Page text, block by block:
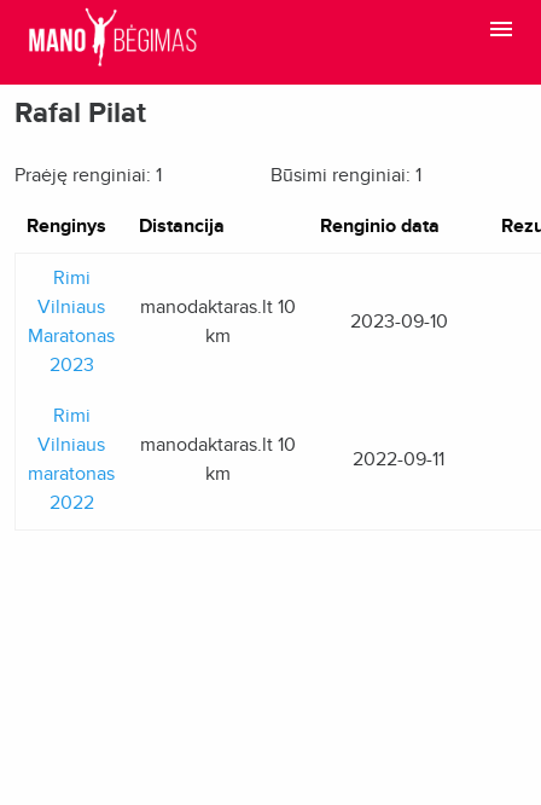
Rafal Pilat
Praėję renginiai: 1 Būsimi renginiai: 1
Renginys Distancija Renginio data
Rimi
Vilniaus
Maratonas
2023
manodaktaras.lt 10
km
2023-09-10
Rimi
Vilniaus
maratonas
2022
manodaktaras.lt 10
km
2022-09-11